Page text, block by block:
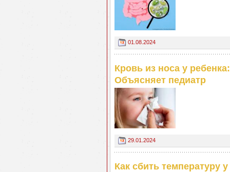
01.08.2024
Кровь из носа у
Объясняет педиатр
29.01.2024
Как сбить температуру